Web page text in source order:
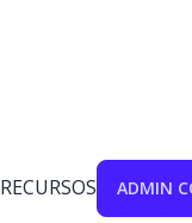
RECURSOS ADMIN